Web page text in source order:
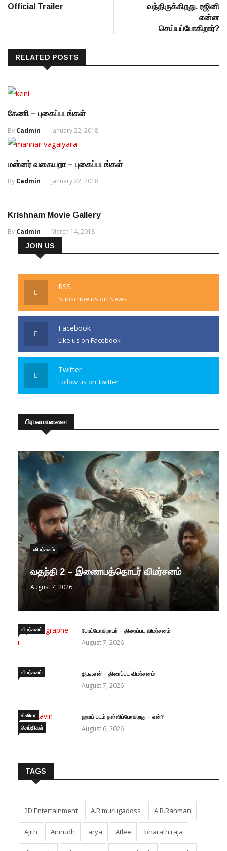
Official Trailer
வந்திருக்கிறது. ரஜினி
என்ன
செய்யப்போகிறார்?
RELATED POSTS
கேணி – புகைப்படங்கள்
By Cadmin January 22, 2018
மன்னர் வகையறா – புகைப்படங்கள்
By Cadmin January 22, 2018
Krishnam Movie Gallery
By Cadmin March 14, 2018
JOIN US
RSS
Subscribe us on News
Facebook
Like us on Facebook
Twitter
Follow us on Twitter
பிரபலமானவை
விமர்சனம்
வதந்தி 2 – இணையத்தொடர் விமர்சனம்
August 7, 2026
விமர்சனம் போட்டோகிராபர் – திரைப்பட விமர்சனம்
August 7, 2026
விமர்சனம் ஜி.டி.என் – திரைப்பட விமர்சனம்
August 7, 2026
சினிமா
செய்திகள்
ஹாய் படம் தள்ளிப்போகிறது – ஏன்?
August 6, 2026
TAGS
2D Entertainment A.R.murugadoss A.R.Rahman
Ajith Anirudh arya Atlee bharathiraja